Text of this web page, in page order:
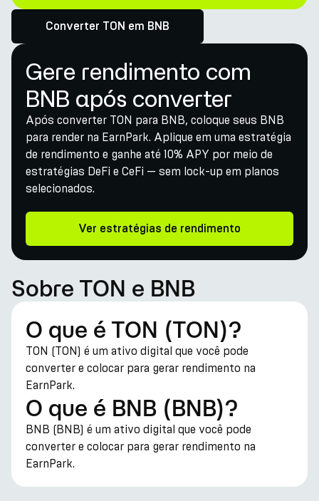
Converter TON em BNB
Gere rendimento com
BNB após converter
Após converter TON para BNB, coloque seus BNB
para render na EarnPark. Aplique em uma estratégia
de rendimento e ganhe até 10% APY por meio de
estratégias DeFi e CeFi — sem lock-up em planos
selecionados.
Ver estratégias de rendimento
Sobre TON e BNB
O que é TON (TON)?
TON (TON) é um ativo digital que você pode
converter e colocar para gerar rendimento na
EarnPark.
O que é BNB (BNB)?
BNB (BNB) é um ativo digital que você pode
converter e colocar para gerar rendimento na
EarnPark.